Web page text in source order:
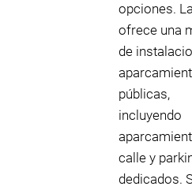
opciones.
ofrece una
de
públicas,
incluyendo
calle y
dedicados.